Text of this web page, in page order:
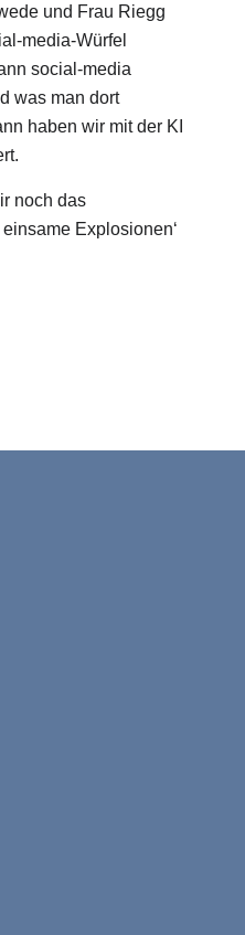
und Frau Riegg
media-Würfel
social-media
was man dort
haben wir mit der KI
noch das
Explosionen‘